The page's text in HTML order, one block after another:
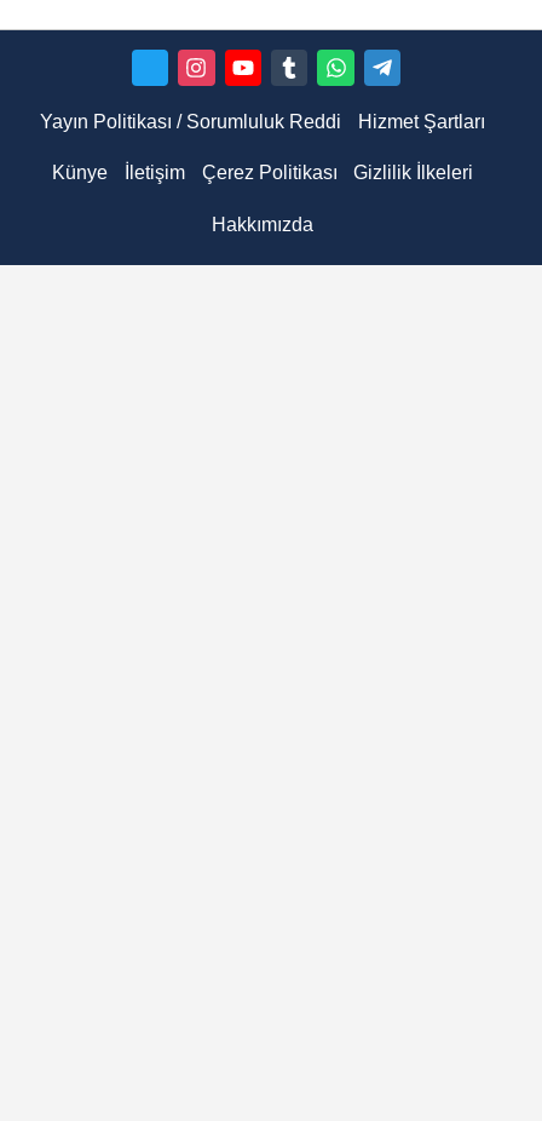
Yayın Politikası / Sorumluluk Reddi Hizmet Şartları
Künye İletişim Çerez Politikası Gizlilik İlkeleri
Hakkımızda